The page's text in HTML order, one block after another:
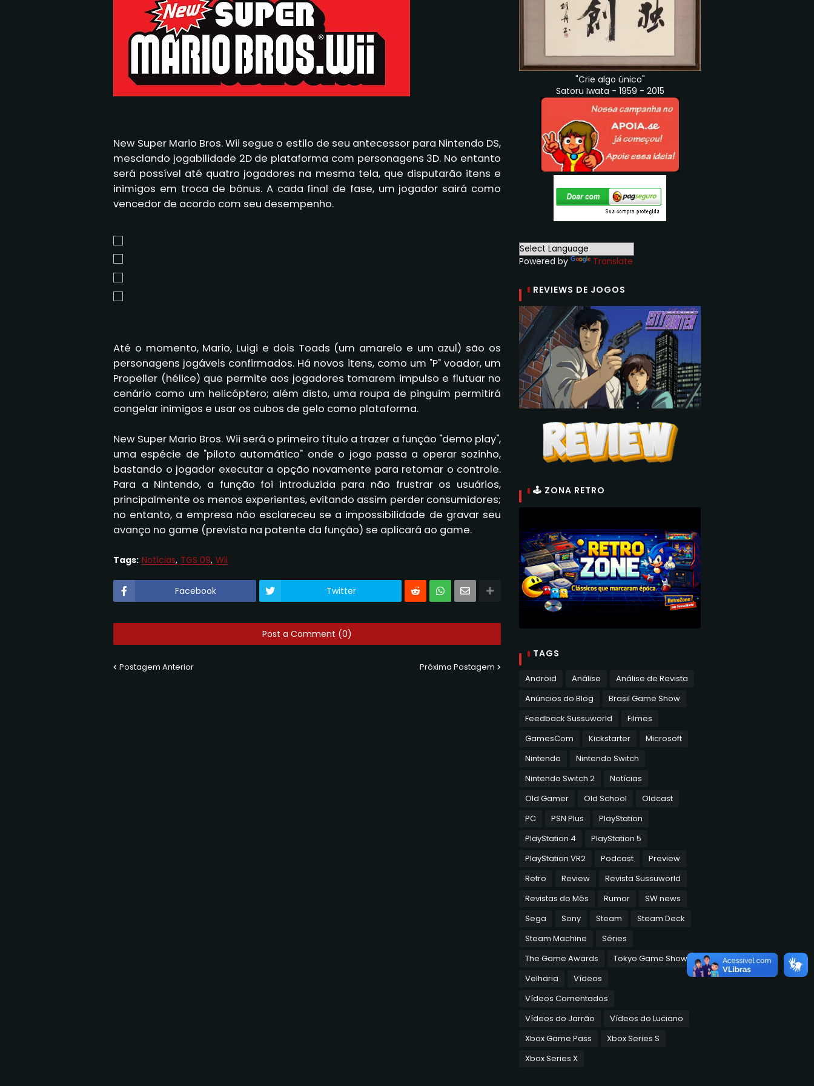
New Super Mario Bros. Wii segue o estilo de seu antecessor para Nintendo DS,
mesclando jogabilidade 2D de plataforma com personagens 3D. No entanto
será possível até quatro jogadores na mesma tela, que disputarão itens e
inimigos em troca de bônus. A cada final de fase, um jogador sairá como
vencedor de acordo com seu desempenho.
Até o momento, Mario, Luigi e dois Toads (um amarelo e um azul) são os
personagens jogáveis confirmados. Há novos itens, como um "P" voador, um
Propeller (hélice) que permite aos jogadores tomarem impulso e flutuar no
cenário como um helicóptero; além disto, uma roupa de pinguim permitirá
congelar inimigos e usar os cubos de gelo como plataforma.
New Super Mario Bros. Wii será o primeiro título a trazer a função "demo play",
uma espécie de "piloto automático" onde o jogo passa a operar sozinho,
bastando o jogador executar a opção novamente para retomar o controle.
Para a Nintendo, a função foi introduzida para não frustrar os usuários,
principalmente os menos experientes, evitando assim perder consumidores;
no entanto, a empresa não esclareceu se a impossibilidade de gravar seu
avanço no game (prevista na patente da função) se aplicará ao game.
Tags: Notícias TGS 09 Wii
Facebook Twitter
Post a Comment (0)
Postagem Anterior Próxima Postagem
"Crie algo único"
Satoru Iwata - 1959 - 2015
Powered by Translate
REVIEWS DE JOGOS
🕹 ZONA RETRO
TAGS
Android Análise
Análise de Revista
Anúncios do Blog
Brasil Game Show
Feedback Sussuworld
Filmes
GamesCom
Kickstarter
Microsoft
Nintendo
Nintendo Switch
Nintendo Switch 2
Notícias
Old Gamer
Old School
Oldcast
PC
PSN Plus
PlayStation
PlayStation 4
PlayStation 5
PlayStation VR2
Podcast
Preview
Retro
Review
Revista Sussuworld
Revistas do Mês
Rumor
SW news
Sega
Sony Steam
Steam Deck
Steam Machine
Séries
The Game Awards
Tokyo Game Show
Velharia
Vídeos
Vídeos Comentados
Vídeos do Jarrão
Vídeos do Luciano
Xbox Game Pass
Xbox Series S
Xbox Series X